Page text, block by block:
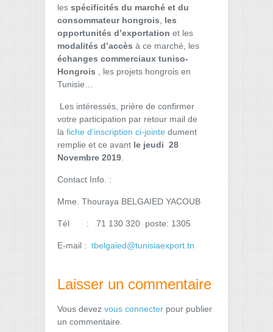
les spécificités du marché et du
consommateur hongrois
les
opportunités d’exportation et les
modalités d’accès à ce marché, les
échanges commerciaux tuniso-
Hongrois , les projets hongrois en
Tunisie…
Les intéressés, prière de confirmer
votre participation par retour mail de
la fiche d’inscription ci-jointe dument
remplie et ce avant le jeudi 28
Novembre 2019
Contact Info. :
Mme. Thouraya BELGAIED YACOUB
Tél : 71 130 320 poste: 1305
E-mail : tbelgaied@tunisiaexport.tn
Laisser un commentaire
Vous devez vous connecter pour publier
un commentaire.